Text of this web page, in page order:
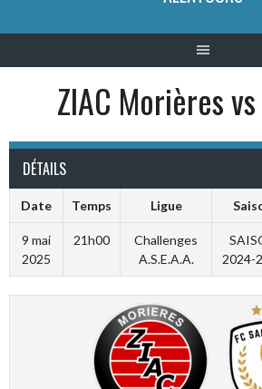
ZIAC Morières vs
DÉTAILS
Date Temps Ligue
9 mai
2025
21h00
Challenges
A.S.E.A.A.
2024-